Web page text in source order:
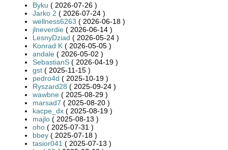
Byku ( 2026-07-26 )
Jarko 2 ( 2026-07-24 )
wellness6263 ( 2026-06-18 )
jlneverdie ( 2026-06-14 )
LesnyDziad ( 2026-05-24 )
Konrad K ( 2026-05-05 )
andale ( 2026-05-02 )
SebastianS ( 2026-04-19 )
gst ( 2025-11-15 )
pedro4d ( 2025-10-19 )
Ryszard28 ( 2025-09-24 )
wawbne ( 2025-08-29 )
marsad7 ( 2025-08-20 )
kacpe_dx ( 2025-08-19 )
majlo ( 2025-08-13 )
oho ( 2025-07-31 )
bbey ( 2025-07-18 )
tasior041 ( 2025-07-13 )